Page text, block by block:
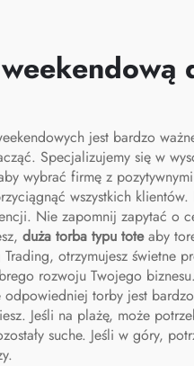
jest bardzo
Specjalizujemy się w
wybrać firmę z
wszystkich
Nie zapomnij zapytać
duża torba typu toteaby
otrzymujesz świetne
rozwoju Twojego biznesu.
torby jest
Jeśli na plażę, może
suche. Jeśli w góry,